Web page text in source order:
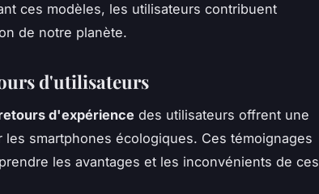
ces modèles, les utilisateurs contribuent
de notre planète.
d'utilisateurs
d'expérience des utilisateurs offrent une
smartphones écologiques. Ces témoignages
les avantages et les inconvénients de ces